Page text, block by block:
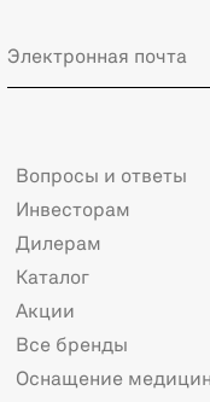
Вопросы и ответы
Инвесторам
Дилерам
Каталог
Акции
Все бренды
Оснащение